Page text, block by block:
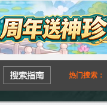
热门搜索：